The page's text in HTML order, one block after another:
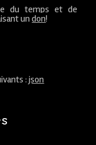
du temps et de
undon!
:json